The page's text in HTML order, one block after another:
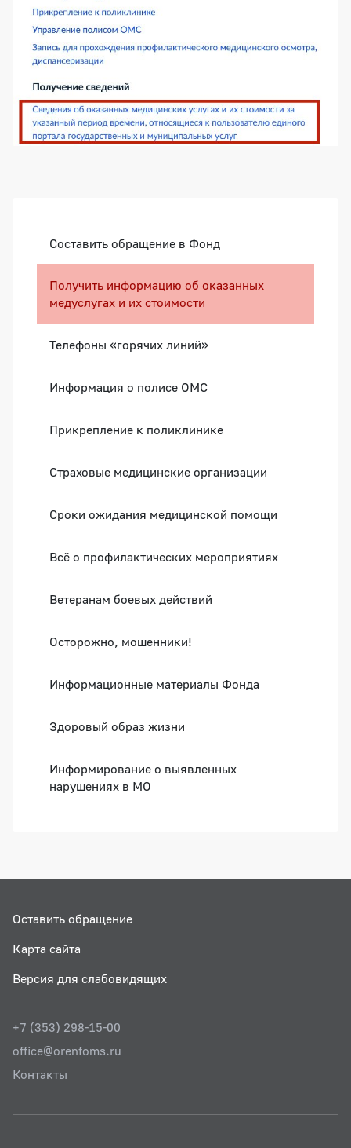
Составить обращение в Фонд
Получить информацию об оказанных
медуслугах и их стоимости
Телефоны «горячих линий»
Информация о полисе ОМС
Прикрепление к поликлинике
Страховые медицинские организации
Сроки ожидания медицинской помощи
Всё о профилактических мероприятиях
Ветеранам боевых действий
Осторожно, мошенники!
Информационные материалы Фонда
Здоровый образ жизни
Информирование о выявленных
нарушениях в МО
Оставить обращение
Карта сайта
Версия для слабовидящих
+7 (353) 298-15-00
office@orenfoms.ru
Контакты